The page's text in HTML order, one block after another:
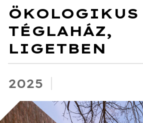
ÖKOLOGIKUS
TÉGLAHÁZ,
LIGETBEN
2025